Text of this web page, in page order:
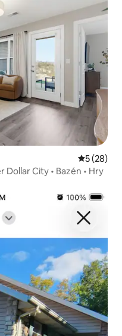
5 (28)
Dollar City • Bazén • Hry